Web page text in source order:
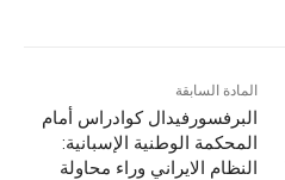
المادة السابقة
البرفسورفيدال كوادراس أمام
المحكمة الوطنية الإسبانية:
النظام الایراني وراء محاولة